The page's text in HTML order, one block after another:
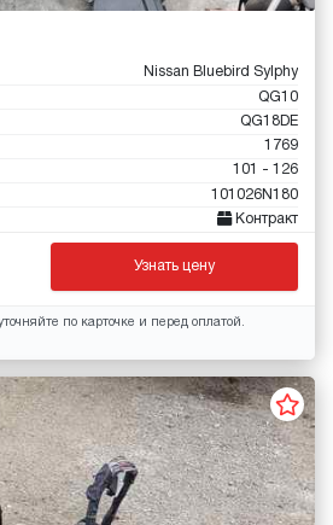
Nissan Bluebird Sylphy
QG10
QG18DE
1769
101 - 126
101026N180
Контракт
Узнать цену
по карточке и перед оплатой.